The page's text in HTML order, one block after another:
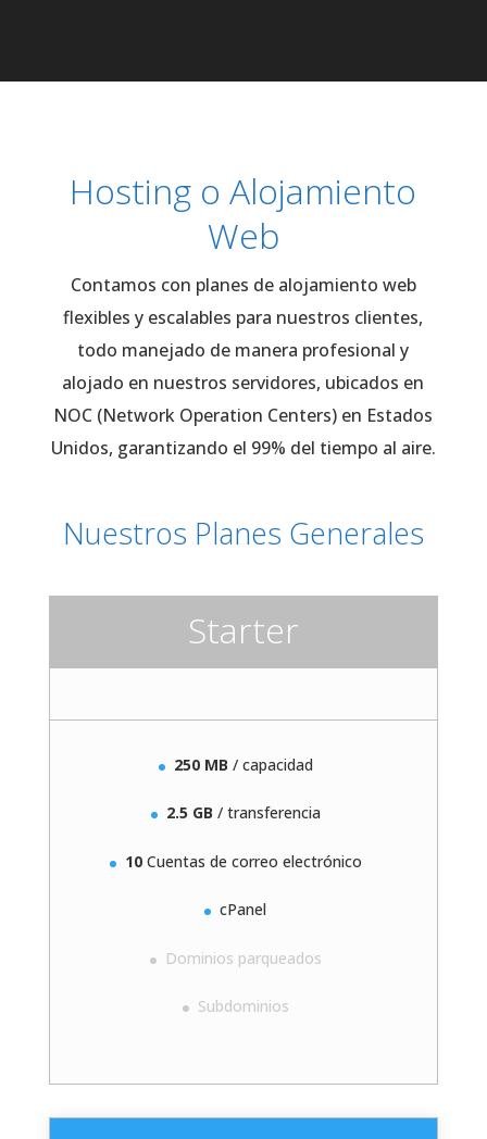
Hosting o Alojamiento
Web
Contamos con planes de alojamiento web
flexibles y escalables para nuestros clientes,
todo manejado de manera profesional y
alojado en nuestros servidores, ubicados en
NOC (Network Operation Centers) en Estados
Unidos, garantizando el 99% del tiempo al aire.
Nuestros Planes Generales
Starter
250 MB / capacidad
2.5 GB / transferencia
10Cuentas de correo electrónico
cPanel
Dominios parqueados
Subdominios